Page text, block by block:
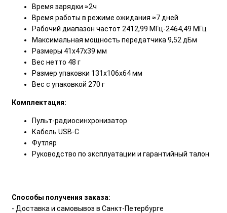
Время зарядки ≈2ч
Время работы в режиме ожидания ≈7 дней
Рабочий диапазон частот 2412,99 МГц-2464,49 МГц
Максимальная мощность передатчика 9,52 дБм
Размеры 41х47х39 мм
Вес нетто 48 г
Размер упаковки 131х106х64 мм
Вес с упаковкой 270 г
Комплектация:
Пульт-радиосинхронизатор
Кабель USB-C
Футляр
Руководство по эксплуатации и гарантийный талон
Способы получения заказа:
- Доставка и самовывоз в Санкт-Петербурге